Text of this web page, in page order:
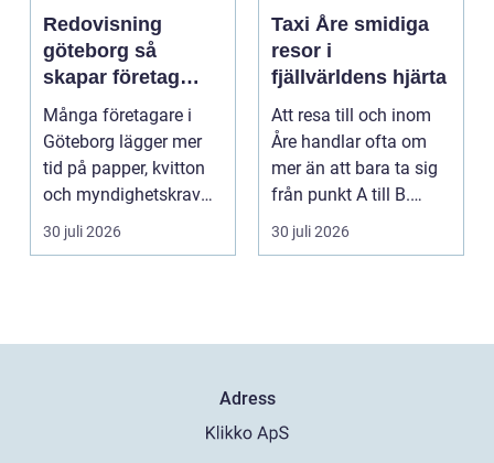
Redovisning
göteborg så
skapar företag
bättre kontroll och
mer tid
Många företagare i
Göteborg lägger mer
tid på papper, kvitton
och myndighetskrav
än på kunder och ut...
30 juli 2026
Taxi Åre smidiga
resor i
fjällvärldens hjärta
Att resa till och inom
Åre handlar ofta om
mer än att bara ta sig
från punkt A till B.
Vädret skifta...
30 juli 2026
Adress